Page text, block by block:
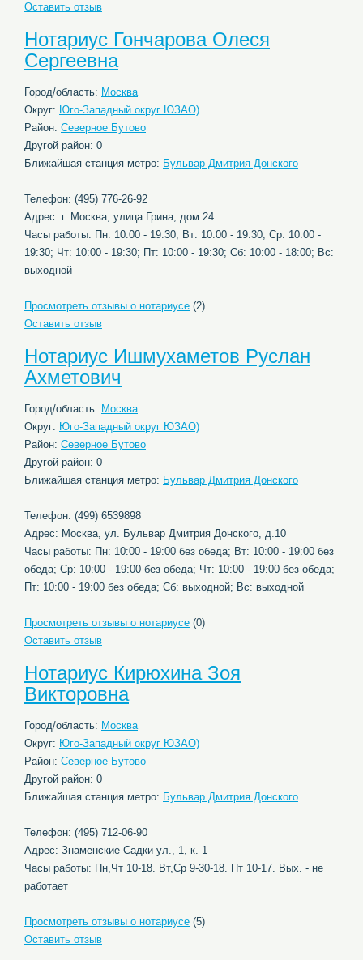
Оставить отзыв
Нотариус Гончарова Олеся
Сергеевна
Город/область: Москва
Округ: Юго-Западный округ ЮЗАО)
Район: Северное Бутово
Другой район: 0
Ближайшая станция метро: Бульвар Дмитрия Донского
Телефон: (495) 776-26-92
Адрес: г. Москва, улица Грина, дом 24
Часы работы: Пн: 10:00 - 19:30; Вт: 10:00 - 19:30; Ср: 10:00 -
19:30; Чт: 10:00 - 19:30; Пт: 10:00 - 19:30; Сб: 10:00 - 18:00; Вс:
выходной
Просмотреть отзывы о нотариусе (2)
Оставить отзыв
Нотариус Ишмухаметов Руслан
Ахметович
Город/область: Москва
Округ: Юго-Западный округ ЮЗАО)
Район: Северное Бутово
Другой район: 0
Ближайшая станция метро: Бульвар Дмитрия Донского
Телефон: (499) 6539898
Адрес: Москва, ул. Бульвар Дмитрия Донского, д.10
Часы работы: Пн: 10:00 - 19:00 без обеда; Вт: 10:00 - 19:00 без
обеда; Ср: 10:00 - 19:00 без обеда; Чт: 10:00 - 19:00 без обеда;
Пт: 10:00 - 19:00 без обеда; Сб: выходной; Вс: выходной
Просмотреть отзывы о нотариусе (0)
Оставить отзыв
Нотариус Кирюхина Зоя
Викторовна
Город/область: Москва
Округ: Юго-Западный округ ЮЗАО)
Район: Северное Бутово
Другой район: 0
Ближайшая станция метро: Бульвар Дмитрия Донского
Телефон: (495) 712-06-90
Адрес: Знаменские Садки ул., 1, к. 1
Часы работы: Пн,Чт 10-18. Вт,Ср 9-30-18. Пт 10-17. Вых. - не
работает
Просмотреть отзывы о нотариусе (5)
Оставить отзыв